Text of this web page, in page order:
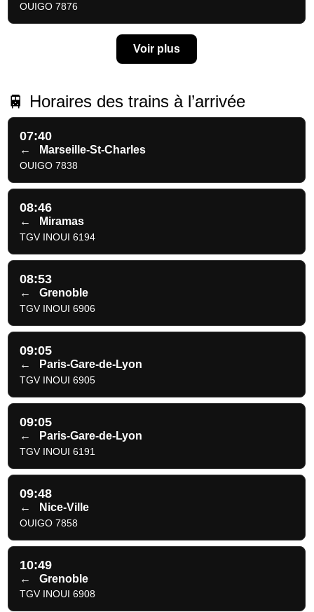
OUIGO 7876
Voir plus
🚆 Horaires des trains à l’arrivée
07:40
← Marseille-St-Charles
OUIGO 7838
08:46
← Miramas
TGV INOUI 6194
08:53
← Grenoble
TGV INOUI 6906
09:05
← Paris-Gare-de-Lyon
TGV INOUI 6905
09:05
← Paris-Gare-de-Lyon
TGV INOUI 6191
09:48
← Nice-Ville
OUIGO 7858
10:49
← Grenoble
TGV INOUI 6908